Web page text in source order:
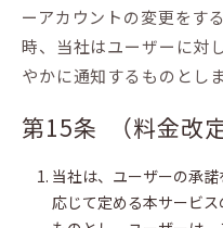
ーアカウントの変更をす
時、当社はユーザーに対
やかに通知するものとしま
第15条 （料金改定
当社は、ユーザーの承
応じて定める本サービ